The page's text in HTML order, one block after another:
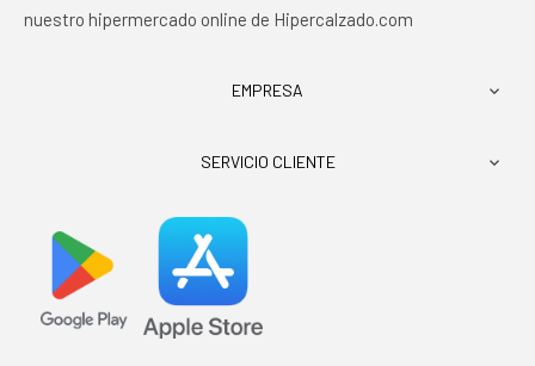
nuestro hipermercado online de Hipercalzado.com
EMPRESA 
SERVICIO CLIENTE 